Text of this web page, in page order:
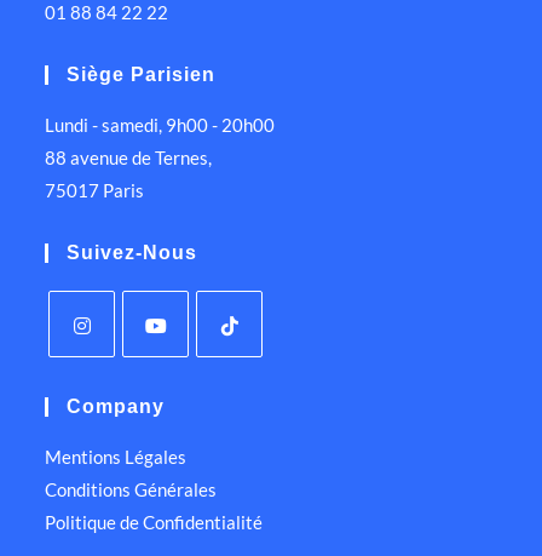
01 88 84 22 22
Siège Parisien
Lundi - samedi, 9h00 - 20h00
88 avenue de Ternes,
75017 Paris
Suivez-Nous
Company
Mentions Légales
Conditions Générales
Politique de Confidentialité